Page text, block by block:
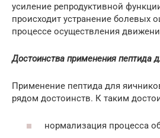
усиление репродуктивной
происходит устранение болевых
процессе осуществления
Достоинства применения пептида
Применение пептида для
рядом достоинств. К таким
нормализация процесса